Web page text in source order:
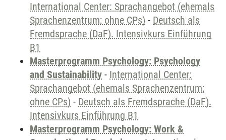
International Center: Sprachangebot (ehemals
Sprachenzentrum; ohne CPs) - Deutsch als
Fremdsprache (DaF). Intensivkurs Einführung
B1
Masterprogramm Psychology: Psychology
and Sustainability - International Center:
Sprachangebot (ehemals Sprachenzentrum;
ohne CPs) - Deutsch als Fremdsprache (DaF).
Intensivkurs Einführung B1
Masterprogramm Psychology: Work &